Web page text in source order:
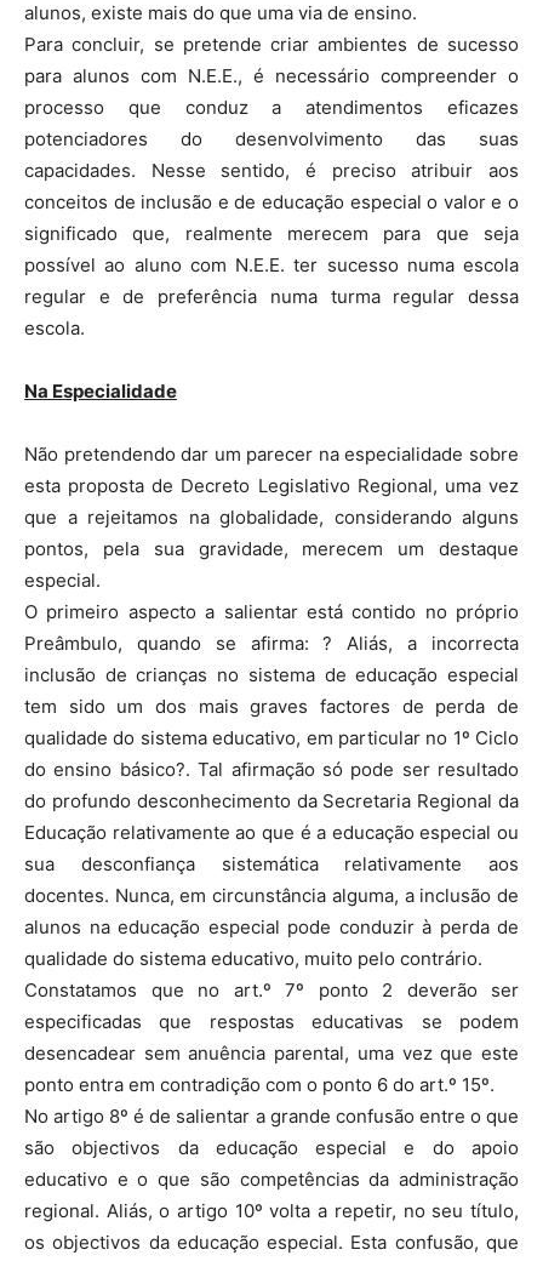
alunos, existe mais do que uma via de ensino.
Para concluir, se pretende criar ambientes de sucesso
para alunos com N.E.E., é necessário compreender o
processo que conduz a atendimentos eficazes
potenciadores do desenvolvimento das suas
capacidades. Nesse sentido, é preciso atribuir aos
conceitos de inclusão e de educação especial o valor e o
significado que, realmente merecem para que seja
possível ao aluno com N.E.E. ter sucesso numa escola
regular e de preferência numa turma regular dessa
escola.
Na Especialidade
Não pretendendo dar um parecer na especialidade sobre
esta proposta de Decreto Legislativo Regional, uma vez
que a rejeitamos na globalidade, considerando alguns
pontos, pela sua gravidade, merecem um destaque
especial.
O primeiro aspecto a salientar está contido no próprio
Preâmbulo, quando se afirma: ? Aliás, a incorrecta
inclusão de crianças no sistema de educação especial
tem sido um dos mais graves factores de perda de
qualidade do sistema educativo, em particular no 1º Ciclo
do ensino básico?. Tal afirmação só pode ser resultado
do profundo desconhecimento da Secretaria Regional da
Educação relativamente ao que é a educação especial ou
sua desconfiança sistemática relativamente aos
docentes. Nunca, em circunstância alguma, a inclusão de
alunos na educação especial pode conduzir à perda de
qualidade do sistema educativo, muito pelo contrário.
Constatamos que no art.º 7º ponto 2 deverão ser
especificadas que respostas educativas se podem
desencadear sem anuência parental, uma vez que este
ponto entra em contradição com o ponto 6 do art.º 15º.
No artigo 8º é de salientar a grande confusão entre o que
são objectivos da educação especial e do apoio
educativo e o que são competências da administração
regional. Aliás, o artigo 10º volta a repetir, no seu título,
os objectivos da educação especial. Esta confusão, que